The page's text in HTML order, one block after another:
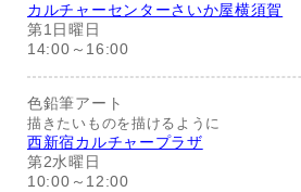
カルチャーセンターさいか屋横須賀
第1日曜日
14:00～16:00
色鉛筆アート
描きたいものを描けるように
西新宿カルチャープラザ
第2水曜日
10:00～12:00